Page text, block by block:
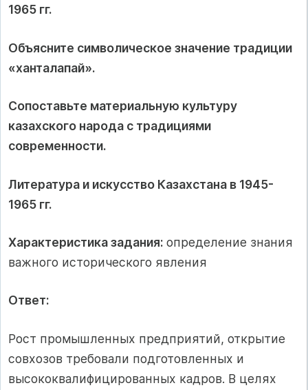
1965 гг.
Объясните символическое значение традиции
«ханталапай».
Сопоставьте материальную культуру
казахского народа с традициями
современности.
Литература и искусство Казахстана в 1945-
1965 гг.
Характеристика задания: определение знания
важного исторического явления
Ответ:
Рост промышленных предприятий, открытие
совхозов требовали подготовленных и
высококвалифицированных кадров. В целях